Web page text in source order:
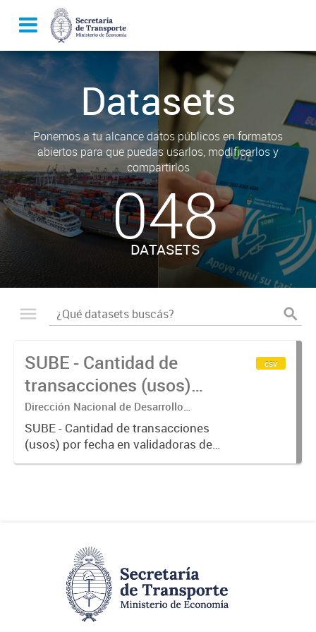
Datasets
Ponemos a tu alcance datos públicos en formatos
abiertos para que puedas usarlos, modificarlos y
compartirlos
048
DATASETS
SUBE - Cantidad de
transacciones (usos)
por fecha
Dirección Nacional de Desarrollo
Tecnológico - Ministerio de Transporte.
SUBE - Cantidad de transacciones
(usos) por fecha en validadoras de
la red SUBE.
csv